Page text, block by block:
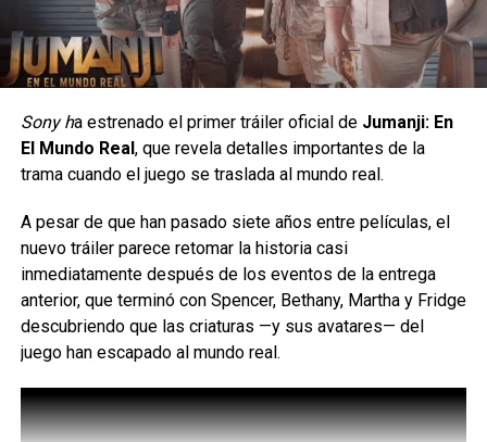
No se trata de llevar un personaje estampado, sino de
convierten cada par en una pieza llena de personalidad.
Esta colección llegará exclusivamente con dos modelos:
Wally Funk Spider-Man y
Wally Funk Hulk, convirtiéndose en la única puerta de
entrada para los fans a este
lanzamiento.
Como en toda historia de HEYDUDE, la comodidad sigue
Sony ha estrenado el primer tráiler oficial de Jumanji: En
El Mundo Real, que revela detalles importantes de la
trama cuando el juego se traslada al mundo real.
A pesar de que han pasado siete años entre películas, el
nuevo tráiler parece retomar la historia casi
inmediatamente después de los eventos de la entrega
anterior, que terminó con Spencer, Bethany, Martha y Fridge
descubriendo que las criaturas —y sus avatares— del
juego han escapado al mundo real.